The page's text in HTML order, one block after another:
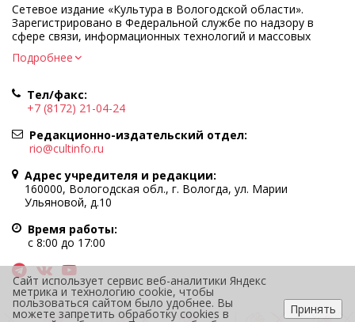
Сетевое издание «Культура в Вологодской области».
Зарегистрировано в Федеральной службе по надзору в
сфере связи, информационных технологий и массовых
коммуникаций.
Регистрационный номер и дата принятия решения о
Учредитель КУ ВО «Информационно-аналитический центр
культуры»
Адрес учредителя и редакции: 160000, Вологодская обл., г.
Вологда, ул. Марии Ульяновой, д.10
Главный редактор — Легчанова Елена Григорьевна
Политика в отношении обработки персональных данных
При полном или частичном использовании информации
портала гиперссылка на cultinfo.ru обязательна.
Редакция не несет ответственности за достоверность
информации, содержащейся в рекламных объявлениях.
12+
Подробнее
Тел/факс:
+7 (8172) 21-04-24
Редакционно-издательский отдел:
rio@cultinfo.ru
Адрес учредителя и редакции:
160000, Вологодская обл., г. Вологда, ул. Марии
Ульяновой, д.10
Время работы:
с 8:00 до 17:00
Сайт использует сервис веб-аналитики Яндекс
метрика и технологию cookie, чтобы
пользоваться сайтом было удобнее. Вы
можете запретить обработку cookies в Принять